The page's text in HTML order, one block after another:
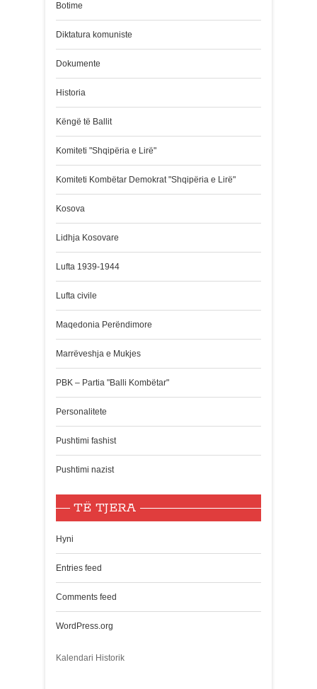
Botime
Diktatura komuniste
Dokumente
Historia
Këngë të Ballit
Komiteti "Shqipëria e Lirë"
Komiteti Kombëtar Demokrat "Shqipëria e Lirë"
Kosova
Lidhja Kosovare
Lufta 1939-1944
Lufta civile
Maqedonia Perëndimore
Marrëveshja e Mukjes
PBK – Partia "Balli Kombëtar"
Personalitete
Pushtimi fashist
Pushtimi nazist
TË TJERA
Hyni
Entries feed
Comments feed
WordPress.org
Kalendari Historik